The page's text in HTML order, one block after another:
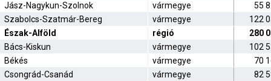
Jász-Nagykun-Szolnok
vármegye
55
Szabolcs-Szatmár-Bereg
vármegye
122
Észak-Alföld
régió
280
Bács-Kiskun
vármegye
102
Békés
vármegye
70
Csongrád-Csanád
vármegye
82